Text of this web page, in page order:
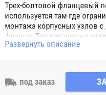
Трех-болтовой фланцевый
используется там где
монтажа корпусных узлов с
фланца. Три крепежных
равнобедренного
Развернуть описание
под заказ